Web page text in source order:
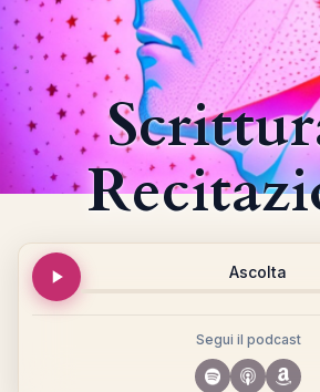
Ascolta
Segui il podcast